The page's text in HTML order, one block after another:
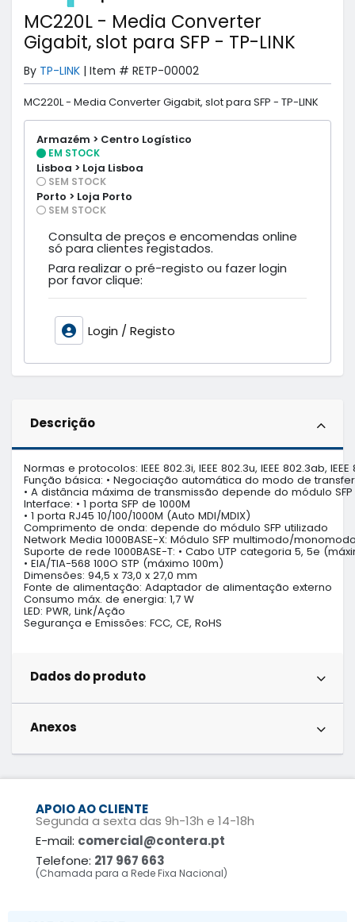
MC220L - Media Converter
Gigabit, slot para SFP - TP-LINK
By TP-LINK | Item # RETP-00002
MC220L - Media Converter Gigabit, slot para SFP - TP-LINK
Armazém > Centro Logístico
EM STOCK
Lisboa > Loja Lisboa
SEM STOCK
Porto > Loja Porto
SEM STOCK
Consulta de preços e encomendas online
só para clientes registados.
Para realizar o pré-registo ou fazer login
por favor clique:
Login / Registo
Descrição
Normas e protocolos: IEEE 802.3i, IEEE 802.3u, IEEE 802.3ab, IEEE
Função básica: • Negociação automática do modo de
• A distância máxima de transmissão depende do módulo
Interface: • 1 porta SFP de 1000M
• 1 porta RJ45 10/100/1000M (Auto MDI/MDIX)
Comprimento de onda: depende do módulo SFP utilizado
Network Media 1000BASE-X: Módulo SFP multimodo/
Suporte de rede 1000BASE-T: • Cabo UTP categoria 5, 5e
• EIA/TIA-568 100O STP (máximo 100m)
Dimensões: 94,5 x 73,0 x 27,0 mm
Fonte de alimentação: Adaptador de alimentação externo
Consumo máx. de energia: 1,7 W
LED: PWR, Link/Ação
Segurança e Emissões: FCC, CE, RoHS
Dados do produto
Anexos
APOIO AO CLIENTE
Segunda a sexta das 9h-13h e 14-18h
E-mail: comercial@contera.pt
Telefone: 217 967 663
(Chamada para a Rede Fixa Nacional)